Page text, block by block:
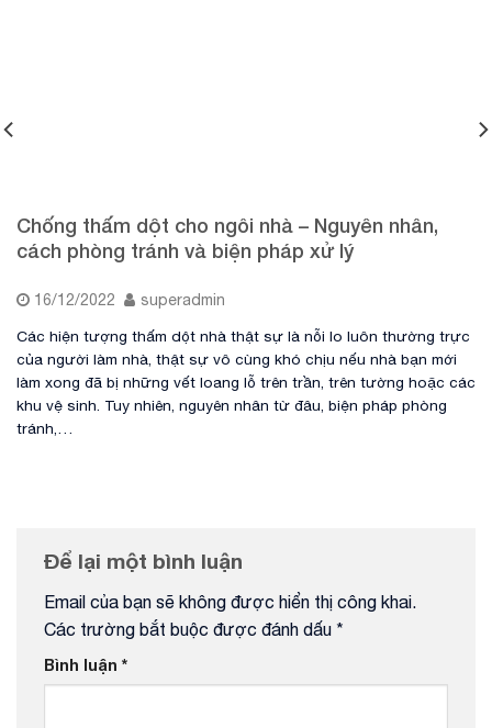
Chống thấm dột cho ngôi nhà – Nguyên nhân,
cách phòng tránh và biện pháp xử lý
16/12/2022 superadmin
Các hiện tượng thấm dột nhà thật sự là nỗi lo luôn thường trực
của người làm nhà, thật sự vô cùng khó chịu nếu nhà bạn mới
làm xong đã bị những vết loang lỗ trên trần, trên tường hoặc các
khu vệ sinh. Tuy nhiên, nguyên nhân từ đâu, biện pháp phòng
tránh,…
Để lại một bình luận
Email của bạn sẽ không được hiển thị công khai.
Các trường bắt buộc được đánh dấu *
Bình luận *